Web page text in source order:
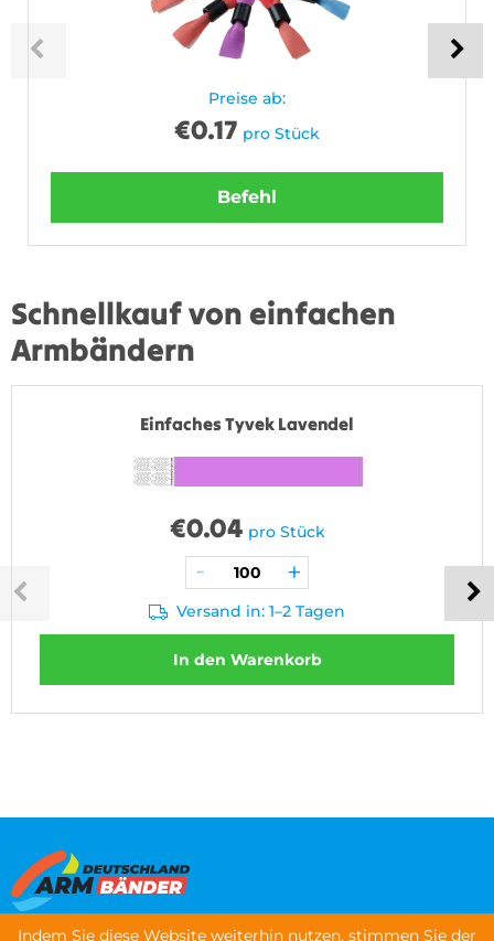
Preise ab:
€0.17 pro Stück
Befehl
Schnellkauf von einfachen
Armbändern
Einfaches Tyvek Lavendel
€0.04 pro Stück
Versand in: 1–2 Tagen
In den Warenkorb
Indem Sie diese Website weiterhin nutzen, stimmen Sie der